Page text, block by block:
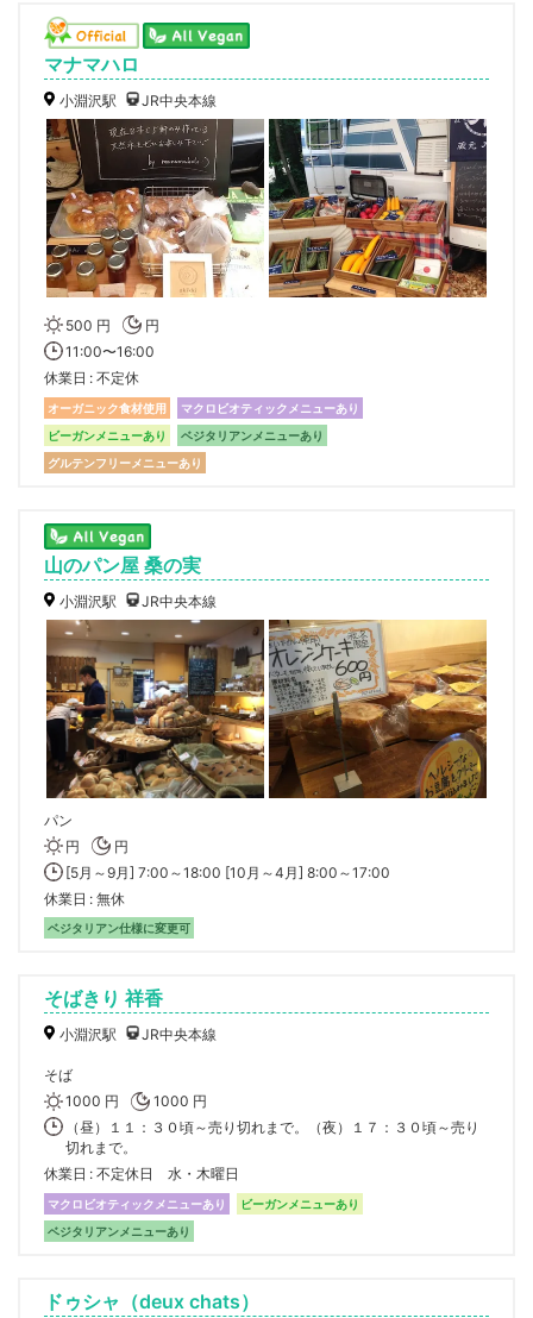
マナマハロ
小淵沢駅 JR中央本線
500 円
円
11:00〜16:00
休業日
不定休
オーガニック食材使用
マクロビオティックメニューあり
ビーガンメニューあり
ベジタリアンメニューあり
グルテンフリーメニューあり
山のパン屋 桑の実
小淵沢駅 JR中央本線
パン
円
円
[5月～9月] 7:00～18:00 [10月～4月] 8:00～17:00
休業日
無休
ベジタリアン仕様に変更可
そばきり 祥香
小淵沢駅 JR中央本線
そば
1000 円
1000 円
（昼）１１：３０頃～売り切れまで。（夜）１７：３０頃～売り
切れまで。
休業日
不定休日 水・木曜日
マクロビオティックメニューあり
ビーガンメニューあり
ベジタリアンメニューあり
ドゥシャ（deux chats）